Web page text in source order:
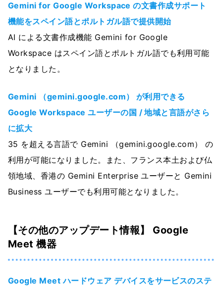
Gemini for Google Workspace の文書作成サポート
機能をスペイン語とポルトガル語で提供開始
AI による文書作成機能 Gemini for Google
Workspace はスペイン語とポルトガル語でも利用可能
となりました。
Gemini （gemini.google.com） が利用できる
Google Workspace ユーザーの国 / 地域と言語がさら
に拡大
35 を超える言語で Gemini （gemini.google.com） の
利用が可能になりました。また、フランス本土および仏
領地域、香港の Gemini Enterprise ユーザーと Gemini
Business ユーザーでも利用可能となりました。
【その他のアップデート情報】 Google
Meet 機器
Google Meet ハードウェア デバイスをサービスのステ